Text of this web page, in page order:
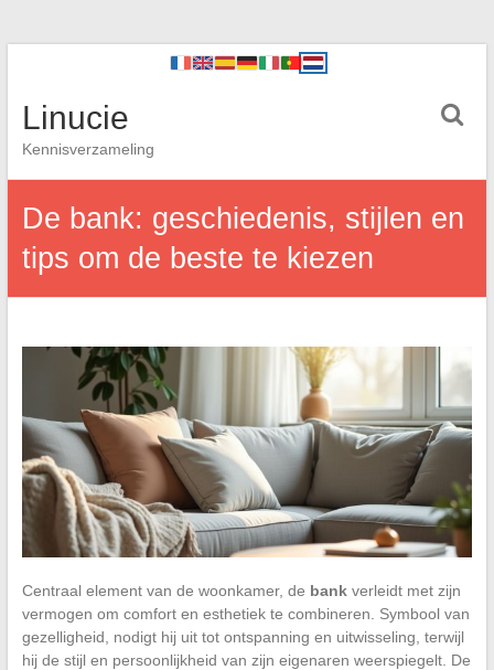
Linucie
Kennisverzameling
De bank: geschiedenis, stijlen en
tips om de beste te kiezen
Centraal element van de woonkamer, de bankverleidt met zijn
vermogen om comfort en esthetiek te combineren. Symbool van
gezelligheid, nodigt hij uit tot ontspanning en uitwisseling, terwijl
hij de stijl en persoonlijkheid van zijn eigenaren weerspiegelt. De